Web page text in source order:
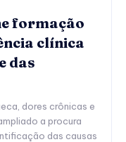
formação
clínica
das
dores crônicas e
a procura
das causas